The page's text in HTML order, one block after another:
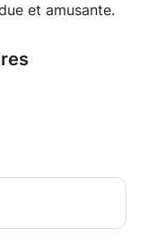
et amusante.